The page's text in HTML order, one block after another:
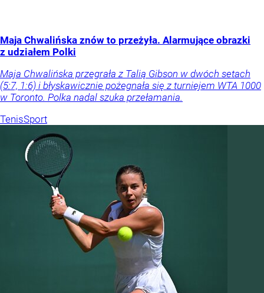
Maja Chwalińska znów to przeżyła. Alarmujące obrazki
z udziałem Polki
Maja Chwalińska przegrała z Talią Gibson w dwóch setach
(5:7, 1:6) i błyskawicznie pożegnała się z turniejem WTA 1000
w Toronto. Polka nadal szuka przełamania.
TenisSport